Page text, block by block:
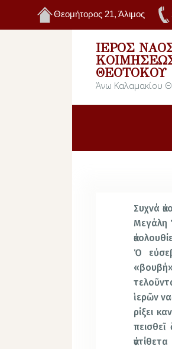
Θεομήτορος 21, Άλιμος
ΙΕΡΌΣ
ΘΕΟΤΌΚΟΥ
Άνω Καλαμακίου
Συχνά
Μεγάλη
Ὁ
ἱερῶν
ρίξει